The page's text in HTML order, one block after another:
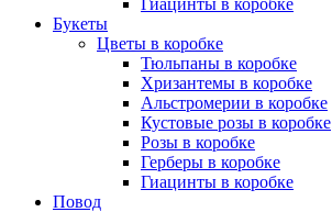
Букеты
Цветы в коробке
Тюльпаны в коробке
Хризантемы в коробке
Альстромерии в коробке
Кустовые розы в коробке
Розы в коробке
Герберы в коробке
Гиацинты в коробке
Повод